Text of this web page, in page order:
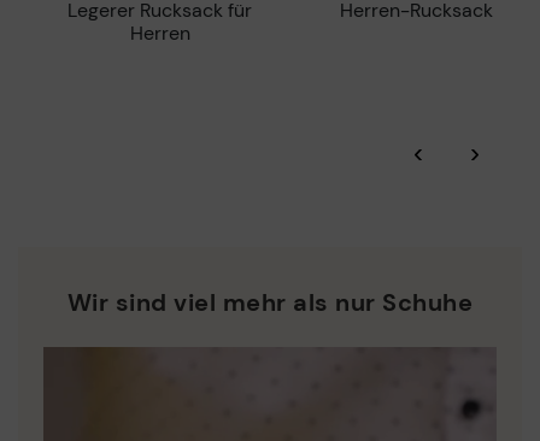
Legerer Rucksack für
Herren
Herren-Rucksack
‹ ›
Wir sind viel mehr als nur Schuhe